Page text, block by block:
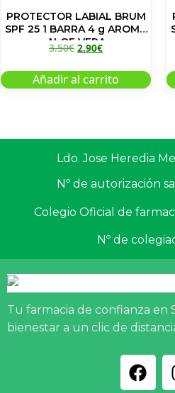
PROTECTOR LABIAL BRUM
SPF 25 1 BARRA 4 g AROMA
ALOE VERA
3.50€ 2.90€
Añadir al carrito
Ldo. Jose Heredia
Nº de autorización
Colegio Oficial de
Nº de
Tu farmacia de confianza en
bienestar a un clic de